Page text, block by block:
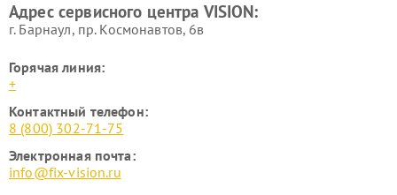
Адрес сервисного центра VISION:
г. Барнаул, ​пр. Космонавтов, 6в
Горячая линия:
+
Контактный телефон:
8 (800) 302-71-75
Электронная почта:
info@fix-vision.ru